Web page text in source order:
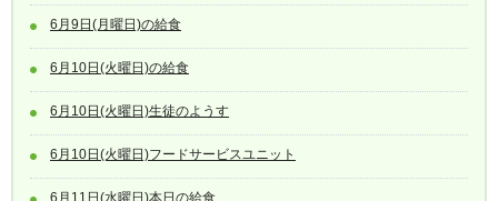
6月9日(月曜日)の給食
6月10日(火曜日)の給食
6月10日(火曜日)生徒のようす
6月10日(火曜日)フードサービスユニット
6月11日(水曜日)本日の給食